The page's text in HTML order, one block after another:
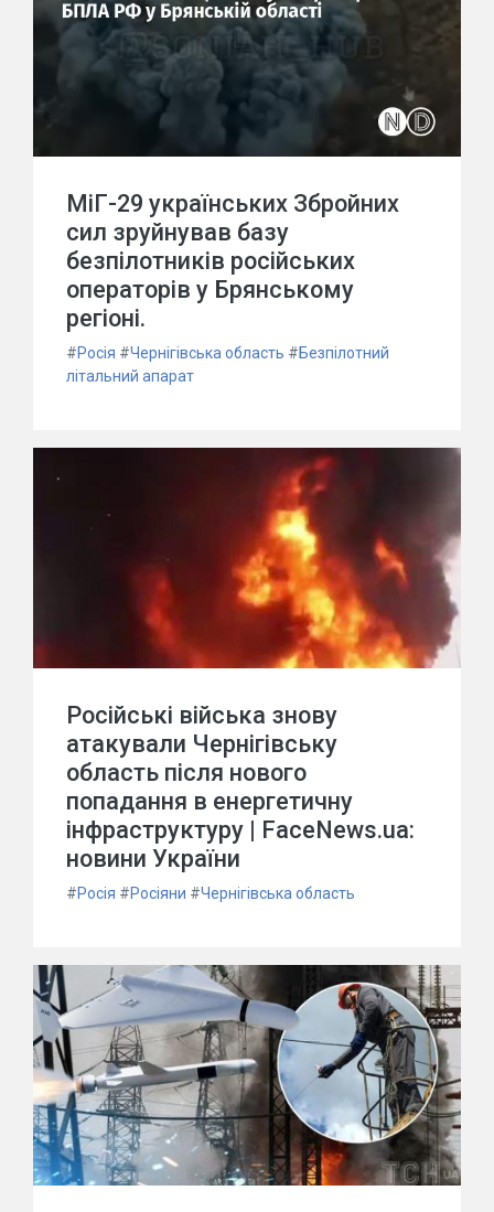
МіГ-29 українських Збройних
сил зруйнував базу
безпілотників російських
операторів у Брянському
регіоні.
#Росія #Чернігівська область #Безпілотний
літальний апарат
Російські війська знову
атакували Чернігівську
область після нового
попадання в енергетичну
інфраструктуру | FaceNews.ua:
новини України
#Росія #Росіяни #Чернігівська область